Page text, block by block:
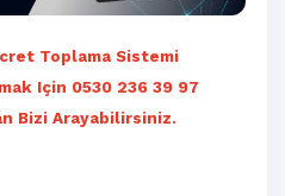
Toplama Sistemi
Için 0530 236 39 97
Bizi Arayabilirsiniz.